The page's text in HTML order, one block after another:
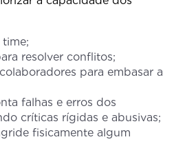
resolver conflitos;
para embasar a
falhas e erros dos
críticas rígidas e abusivas;
fisicamente algum